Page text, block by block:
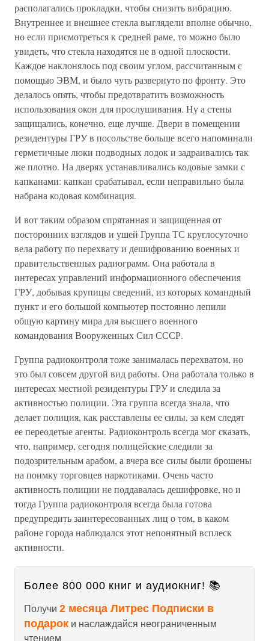
располагались прокладки, чтобы снизить вибрацию.
Внутреннее и внешнее стекла выглядели вполне обычно,
но если присмотреться к средней раме, то можно было
увидеть, что стекла находятся не в одной плоскости.
Каждое наклонялось под своим углом, рассчитанным с
помощью ЭВМ, и было чуть развернуто по фронту. Это
делалось опять, чтобы предотвратить возможность
использования окон для прослушивания. Ну а стены
защищались, конечно, еще лучше. Двери в помещении
резидентуры ГРУ в посольстве больше всего напоминали
герметичные люки подводных лодок и задраивались так
же плотно. На дверях устанавливались кодовые замки с
капканами: капкан срабатывал, если неправильно была
набрана кодовая комбинация.
И вот таким образом спрятанная и защищенная от
посторонних взглядов и ушей Группа ТС круглосуточно
вела работу по перехвату и дешифрованию военных и
правительственных радиограмм. Она работала в
интересах управлений информационного обеспечения
ГРУ, добывая крупицы сведений, из которых командный
пункт и его большой компьютер постоянно лепили
общую картину мира для высшего военного
командования Вооруженных Сил СССР.
Группа радиоконтроля тоже занималась перехватом, но
это был совсем другой вид работы. Она работала только в
интересах местной резидентуры ГРУ и следила за
активностью полиции. Эта группа всегда знала, что
делает полиция, как расставлены ее силы, за кем следят
ее переодетые агенты. Радиоконтроль всегда мог сказать,
что, например, сегодня полицейские следили за
подозрительным арабом, а вчера все силы были брошены
на поимку торговцев наркотиками. Очень часто
активность полиции не поддавалась дешифровке, но и
тогда Группа радиоконтроля всегда была готова
предупредить заинтересованных лиц о том, в каком
районе города наблюдался этот непонятный всплеск
активности.
Более 800 000 книг и аудиокниг! 📚
Получи 2 месяца Литрес Подписки в
подарок и наслаждайся неограниченным
чтением